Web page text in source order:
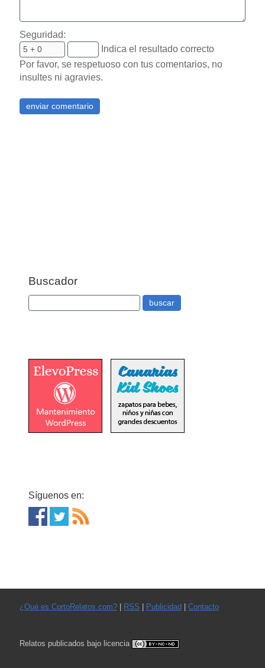
Seguridad:
Indica el resultado correcto
Por favor, se respetuoso con tus comentarios, no
insultes ni agravies.
Buscador
Síguenos en:
¿Qué es CortoRelatos.com?| RSS Publicidad Contacto
Relatos publicados bajo licencia